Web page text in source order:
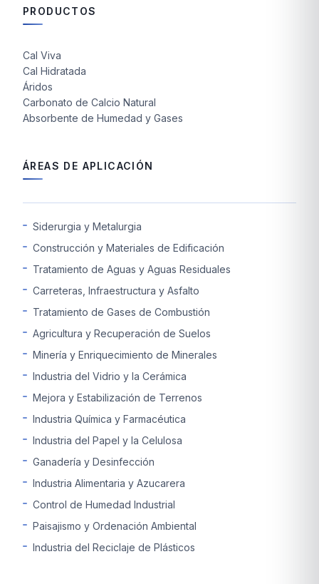
PRODUCTOS
Cal Viva
Cal Hidratada
Áridos
Carbonato de Calcio Natural
Absorbente de Humedad y Gases
ÁREAS DE APLICACIÓN
Siderurgia y Metalurgia
Construcción y Materiales de Edificación
Tratamiento de Aguas y Aguas Residuales
Carreteras, Infraestructura y Asfalto
Tratamiento de Gases de Combustión
Agricultura y Recuperación de Suelos
Minería y Enriquecimiento de Minerales
Industria del Vidrio y la Cerámica
Mejora y Estabilización de Terrenos
Industria Química y Farmacéutica
Industria del Papel y la Celulosa
Ganadería y Desinfección
Industria Alimentaria y Azucarera
Control de Humedad Industrial
Paisajismo y Ordenación Ambiental
Industria del Reciclaje de Plásticos